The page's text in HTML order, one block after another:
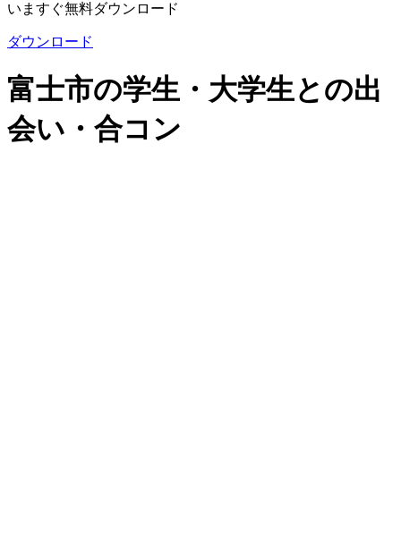
いますぐ無料ダウンロード
ダウンロード
富士市の学生・大学生との出
会い・合コン